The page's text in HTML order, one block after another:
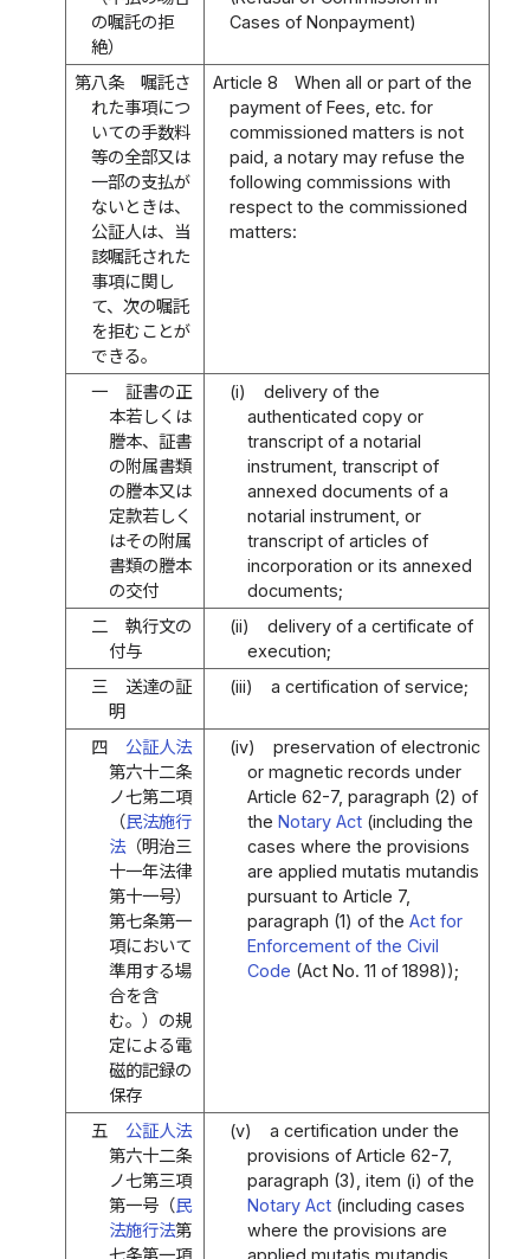
の嘱託の拒
絶）
Cases of Nonpayment)
第八条
嘱託さ
れた事項につ
いての手数料
等の全部又は
一部の支払が
ないときは、
公証人は、当
該嘱託された
事項に関し
て、次の嘱託
を拒むことが
できる。
Article 8
When all or part of the
payment of Fees, etc. for
commissioned matters is not
paid, a notary may refuse the
following commissions with
respect to the commissioned
matters:
一
証書の正
本若しくは
謄本、証書
の附属書類
の謄本又は
定款若しく
はその附属
書類の謄本
の交付
(i)
delivery of the
authenticated copy or
transcript of a notarial
instrument, transcript of
annexed documents of a
notarial instrument, or
transcript of articles of
incorporation or its annexed
documents;
二
執行文の
付与
(ii)
delivery of a certificate of
execution;
三
送達の証
明
(iii) a certification of service;
四
公証人法
第六十二条
ノ七第二項
（民法施行
法（明治三
十一年法律
第十一号）
第七条第一
項において
準用する場
合を含
む。）の規
定による電
磁的記録の
保存
(iv)
preservation of electronic
or magnetic records under
Article 62-7, paragraph (2) of
the Notary Act(including the
cases where the provisions
are applied mutatis mutandis
pursuant to Article 7,
paragraph (1) of the Act for
Enforcement of the Civil
Code (Act No. 11 of 1898));
五
公証人法
第六十二条
ノ七第三項
第一号（民
法施行法第
七条第一項
(v)
a certification under the
provisions of Article 62-7,
paragraph (3), item (i) of the
Notary Act(including cases
where the provisions are
applied mutatis mutandis